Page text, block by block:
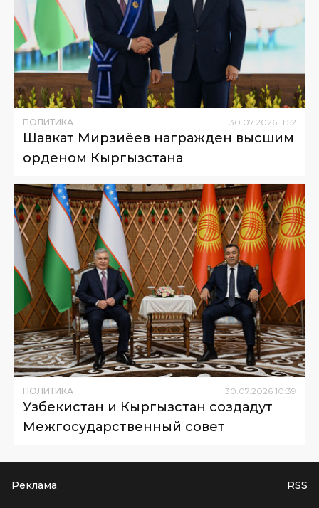
ПОЛИТИКА 30.07.2026 11:52
Шавкат Мирзиёев награжден высшим
орденом Кыргызстана
ПОЛИТИКА 30.07.2026 10:39
Узбекистан и Кыргызстан создадут
Межгосударственный совет
Реклама RSS